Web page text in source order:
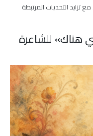
جدة، المملكة العربية السعودية – يونيو 2026 مع تزايد التحديات المرتبطة
هناك» للشاعرة